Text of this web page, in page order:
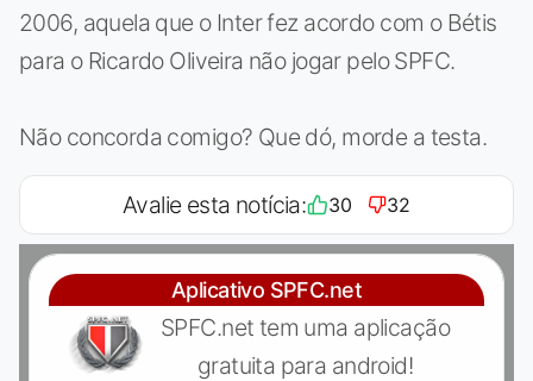
2006, aquela que o Inter fez acordo com o Bétis
para o Ricardo Oliveira não jogar pelo SPFC.
Não concorda comigo? Que dó, morde a testa.
Avalie esta notícia: 30 32
Aplicativo SPFC.net
SPFC.net tem uma aplicação
gratuita para android!